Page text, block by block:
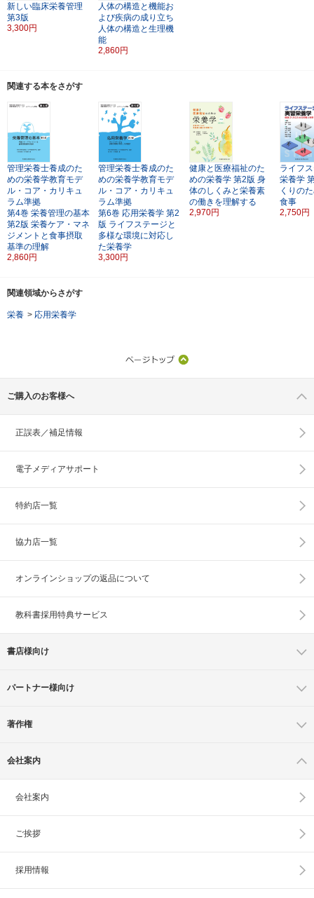
新しい臨床栄養管理
第3版
3,300円
人体の構造と機能お
よび疾病の成り立ち
人体の構造と生理機
能
2,860円
関連する本をさがす
管理栄養士養成のた
めの栄養学教育モデ
ル・コア・カリキュ
ラム準拠
第4巻 栄養管理の基本
第2版 栄養ケア・マネ
ジメントと食事摂取
基準の理解
2,860円
管理栄養士養成のた
めの栄養学教育モデ
ル・コア・カリキュ
ラム準拠
第6巻 応用栄養学 第2
版 ライフステージと
多様な環境に対応し
た栄養学
3,300円
健康と医療福祉のた
めの栄養学 第2版 身
体のしくみと栄養素
の働きを理解する
2,970円
ライフ
栄養学
くりの
食事
2,750円
関連領域からさがす
栄養 > 応用栄養学
ご購入のお客様へ
正誤表／補足情報
電子メディアサポート
特約店一覧
協力店一覧
オンラインショップの返品について
教科書採用特典サービス
書店様向け
パートナー様向け
著作権
会社案内
会社案内
ご挨拶
採用情報